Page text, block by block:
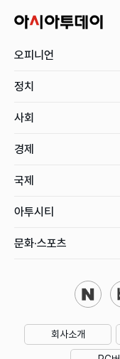
오피니언
정치
사회
경제
국제
아투시티
문화·스포츠
회사소개